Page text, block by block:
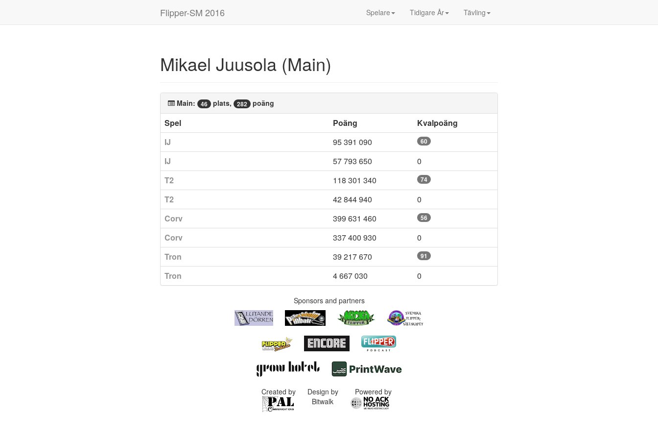
Flipper-SM 2016 Spelare Tidigare År Tävling
Mikael Juusola (Main)
Main: 46 plats, 282 poäng
Spel Poäng
Kvalpoäng
IJ
95 391 090 60
IJ 57 793 650
0
T2
118 301 340 74
T2 42 844 940
0
Corv
399 631 460 56
Corv 337 400 930
0
Tron
39 217 670 91
Tron 4 667 030 0
Sponsors and partners
Created by
Design by
Bitwalk
Powered by